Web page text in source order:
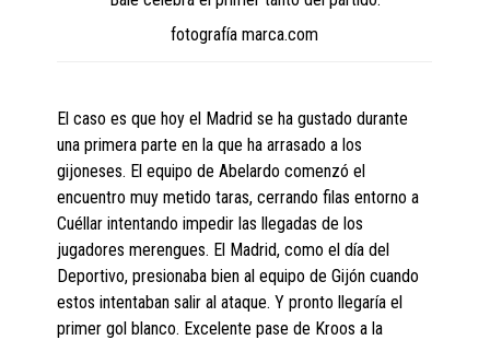
fotografía marca.com
El caso es que hoy el Madrid se ha gustado durante
una primera parte en la que ha arrasado a los
gijoneses. El equipo de Abelardo comenzó el
encuentro muy metido taras, cerrando filas entorno a
Cuéllar intentando impedir las llegadas de los
jugadores merengues. El Madrid, como el día del
Deportivo, presionaba bien al equipo de Gijón cuando
estos intentaban salir al ataque. Y pronto llegaría el
primer gol blanco. Excelente pase de Kroos a la